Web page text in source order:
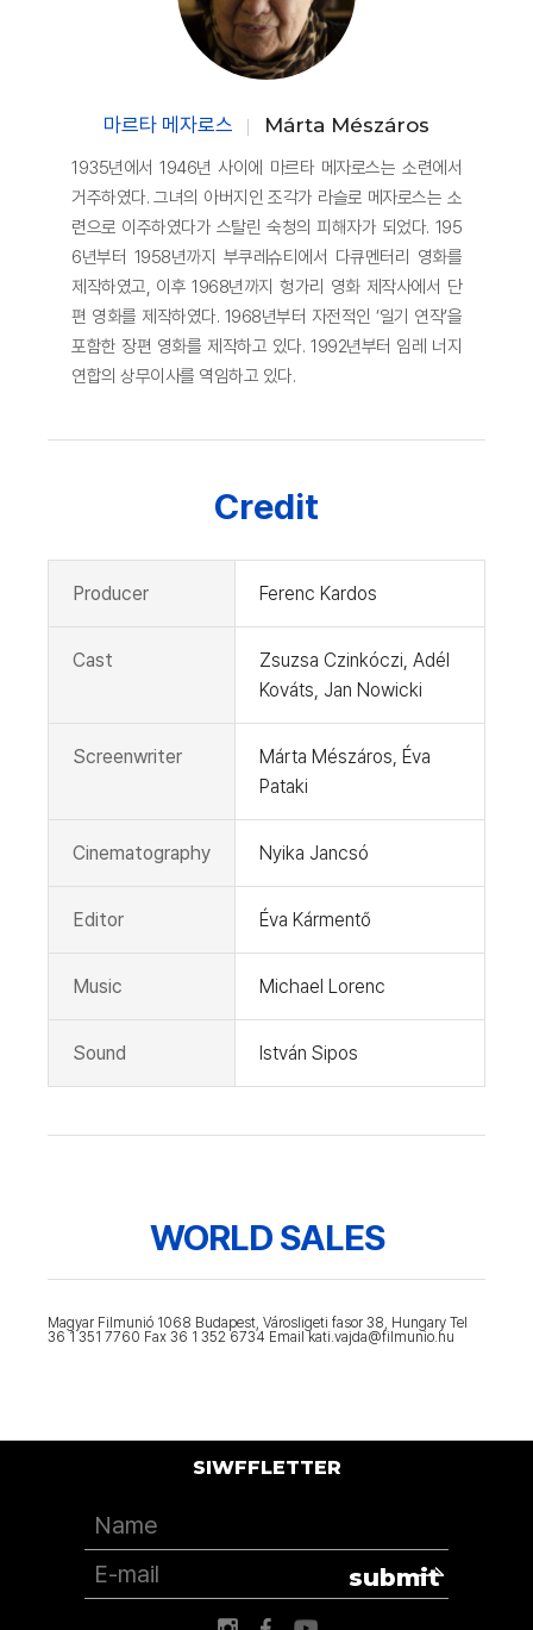
마르타 메자로스 Márta Mészáros
1935년에서 1946년 사이에 마르타 메자로스는 소련에서
거주하였다. 그녀의 아버지인 조각가 라슬로 메자로스는 소
련으로 이주하였다가 스탈린 숙청의 피해자가 되었다. 195
6년부터 1958년까지 부쿠레슈티에서 다큐멘터리 영화를
제작하였고, 이후 1968년까지 헝가리 영화 제작사에서 단
편 영화를 제작하였다. 1968년부터 자전적인 ‘일기 연작’을
포함한 장편 영화를 제작하고 있다. 1992년부터 임레 너지
연합의 상무이사를 역임하고 있다.
Credit
Producer Ferenc Kardos
Cast
Zsuzsa Czinkóczi, Adél
Kováts, Jan Nowicki
Screenwriter
Márta Mészáros, Éva
Pataki
Cinematography Nyika Jancsó
Editor Éva Kármentő
Music Michael Lorenc
Sound István Sipos
WORLD SALES
Magyar Filmunió 1068 Budapest, Városligeti fasor 38, Hungary Tel
36 1 351 7760 Fax 36 1 352 6734 Email kati.vajda@filmunio.hu
SIWFFLETTER
submit